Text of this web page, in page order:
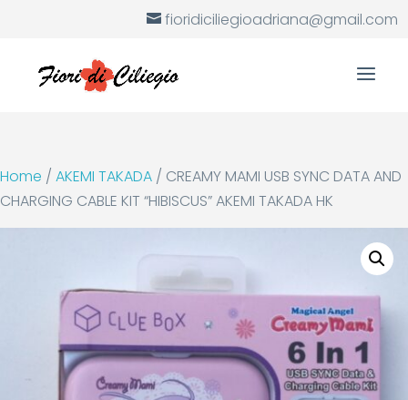
fioridiciliegioadriana@gmail.com
Home / AKEMI TAKADA / CREAMY MAMI USB SYNC DATA AND
CHARGING CABLE KIT “HIBISCUS” AKEMI TAKADA HK